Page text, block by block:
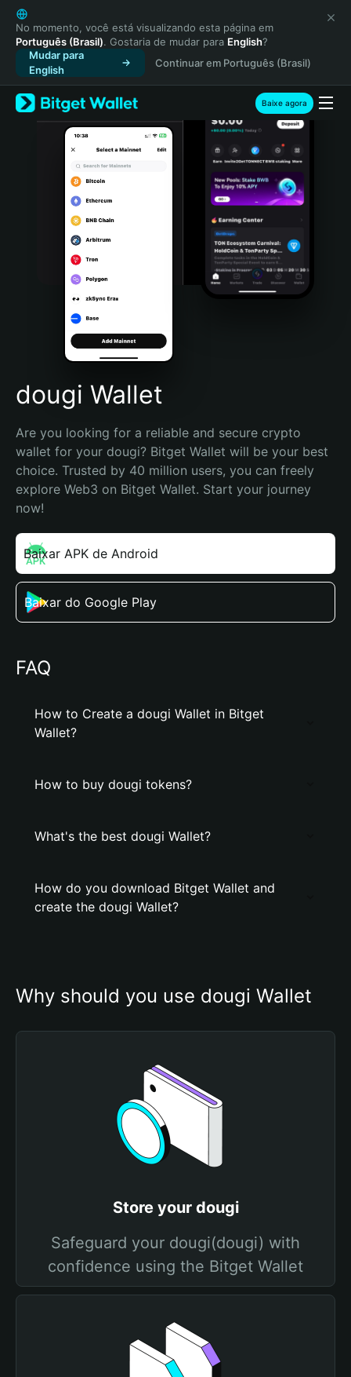
English
日本語
Tiếng Việt
Русский
Español (Latinoamérica)
Türkçe
Italiano
Português (Portugal)
Bahasa Indonesia
Português (Brasil)
Español (Argentina)
No momento, você está visualizando esta página em
Português (Brasil). Gostaria de mudar para English?
Mudar para
English
Continuar em Português (Brasil)
Baixe agora
dougi Wallet
Are you looking for a reliable and secure crypto
wallet for your dougi? Bitget Wallet will be your best
choice. Trusted by 40 million users, you can freely
explore Web3 on Bitget Wallet. Start your journey
now!
Baixar APK de Android
Baixar do Google Play
FAQ
How to Create a dougi Wallet in Bitget
Wallet?
How to buy dougi tokens?
What's the best dougi Wallet?
How do you download Bitget Wallet and
create the dougi Wallet?
Why should you use dougi Wallet
Store your dougi
Safeguard your dougi(dougi) with
confidence using the Bitget Wallet